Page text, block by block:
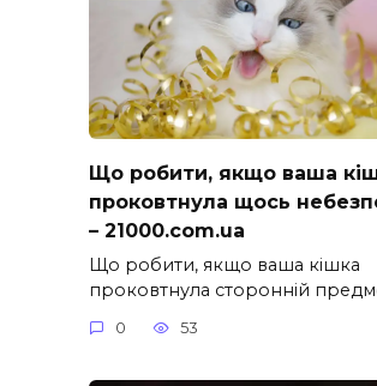
Що робити, якщо ваша
проковтнула щось
– 21000.com.ua
Що робити, якщо ваша кішка
проковтнула сторонній
0 53